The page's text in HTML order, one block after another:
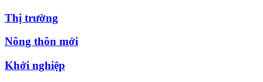
Thị trường
Nông thôn mới
Khởi nghiệp